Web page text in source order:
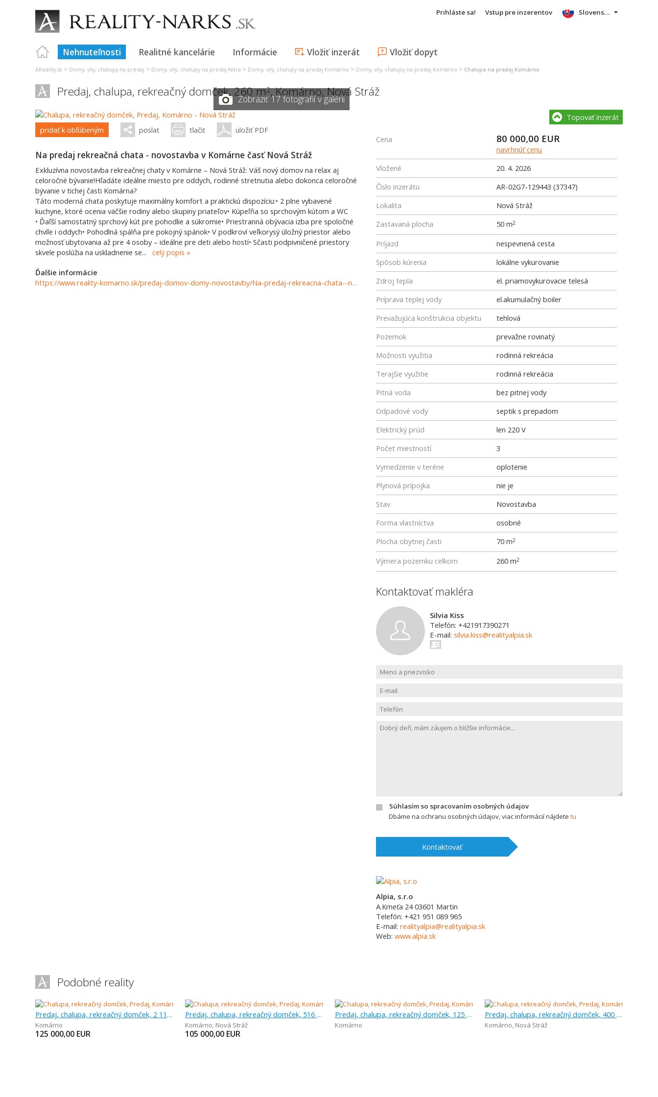
Prihláste sa! Vstup pre inzerentov
Nehnuteľnosti Realitné kancelárie Informácie Vložiť inzerát Vložiť dopyt
Slovensky
AReality.sk > Domy, vily, chalupy na predaj > Domy, vily, chalupy na predaj Nitra > Domy, vily, chalupy na predaj Komárno > Domy, vily, chalupy na predaj Komárno > Chalupa na predaj Komárno
Predaj, chalupa, rekreačný domček, 260 m2,Komárno,Nová Stráž
Zobraziť 17 fotografií v galérii
pridať k obľúbeným poslať tlačiť uložiť PDF
Na predaj rekreačná chata - novostavba v Komárne časť Nová Stráž
Exkluzívna novostavba rekreačnej chaty v Komárne – Nová Stráž: Váš nový domov na relax aj
celoročné bývanie!Hľadáte ideálne miesto pre oddych, rodinné stretnutia alebo dokonca celoročné
bývanie v tichej časti Komárna?
Táto moderná chata poskytuje maximálny komfort a praktickú dispozíciu:• 2 plne vybavené
kuchyne, ktoré ocenia väčšie rodiny alebo skupiny priateľov• Kúpeľňa so sprchovým kútom a WC
• Ďaľší samostatný sprchový kút pre pohodlie a súkromie• Priestranná obývacia izba pre spoločné
chvíle i oddych• Pohodlná spálňa pre pokojný spánok• V podkroví veľkorysý úložný priestor alebo
možnosť ubytovania až pre 4 osoby – ideálne pre deti alebo hostí• Sčasti podpivničené priestory
skvele poslúžia na uskladnenie se... celý popis
Ďalšie informácie
https://www.reality-komarno.sk/predaj-domov-domy-novostavby/Na-predaj-rekreacna-chata--novostavba-v-Komarne-cast-Nova-Straz-37347/?utm_source=areality&utm_medium=xml&utm_term=37347&utm_content=dom&utm_campaign=portaly
Topovať inzerát
Cena 80 000,00 EUR
navrhnúť cenu
Vložené
20. 4. 2026
Číslo inzerátu
AR-02G7-129443 (37347)
Lokalita
Nová Stráž
Zastavaná plocha
50 m2
Príjazd
nespevnená cesta
Spôsob kúrenia
lokálne vykurovanie
Zdroj tepla
el. priamovykurovacie telesá
Príprava teplej vody
el.akumulačný boiler
Prevažujúca konštrukcia objektu
tehlová
Pozemok
prevažne rovinatý
Možnosti využitia
rodinná rekreácia
Terajšie využitie
rodinná rekreácia
Pitná voda
bez pitnej vody
Odpadové vody
septik s prepadom
Elektrický prúd
len 220 V
Počet miestností
3
Vymedzenie v teréne
oplotenie
Plynová prípojka
nie je
Stav
Novostavba
Forma vlastníctva
osobné
Plocha obytnej časti
70 m2
Výmera pozemku celkom 260 m2
Kontaktovať makléra
Silvia Kiss
Telefón: +421917390271
E-mail: silvia.kiss@realityalpia.sk
Súhlasím so spracovaním osobných údajov
Dbáme na ochranu osobných údajov, viac informácií nájdete tu
Kontaktovať
Alpia, s.r.o
A.Kmeťa 24 03601 Martin
Telefón: +421 951 089 965
E-mail: realityalpia@realityalpia.sk
Web: www.alpia.sk
Podobné reality
Predaj, chalupa, rekreačný domček, 2 111 m
Komárno
125 000,00 EUR
Predaj, chalupa, rekreačný domček, 516 m
Komárno, Nová Stráž
105 000,00 EUR
Predaj, chalupa, rekreačný domček, 125 m
Komárno
Predaj, chalupa, rekreačný domček, 400 m
Komárno, Nová Stráž